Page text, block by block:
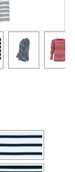
(04) weiß / blau